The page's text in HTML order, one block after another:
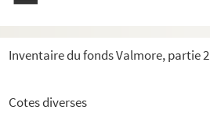
Inventaire du fonds Valmore, partie 2
Cotes diverses
fragment de lettre à Richard
lettre à Désiré Dubois à Douai datée du